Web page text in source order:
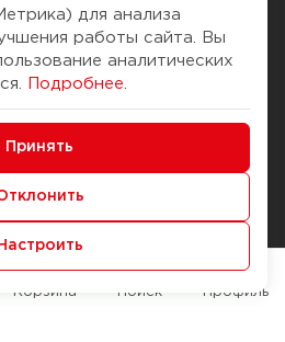
Помощь
Доставка и оплата
Способы оплаты
Служба контроля качества
для анализа
работы сайта. Вы
аналитических
Подробнее
Принять
Настроить
Корзина Поиск Профиль